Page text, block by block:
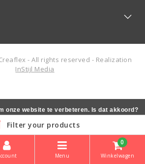
- All rights reserved - Realization
InStijl Media
Filter your products
Menu
0
Winkelwagen
onze website te verbeteren. Is dat akkoord?
Nee Meer over cookies »